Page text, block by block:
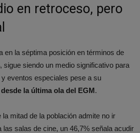
en retroceso, pero
en la séptima posición en términos de
sigue siendo un medio significativo para
eventos especiales pese a su
la última ola del EGM.
mitad de la población admite no ir
las salas de cine, un 46,7% señala acudir